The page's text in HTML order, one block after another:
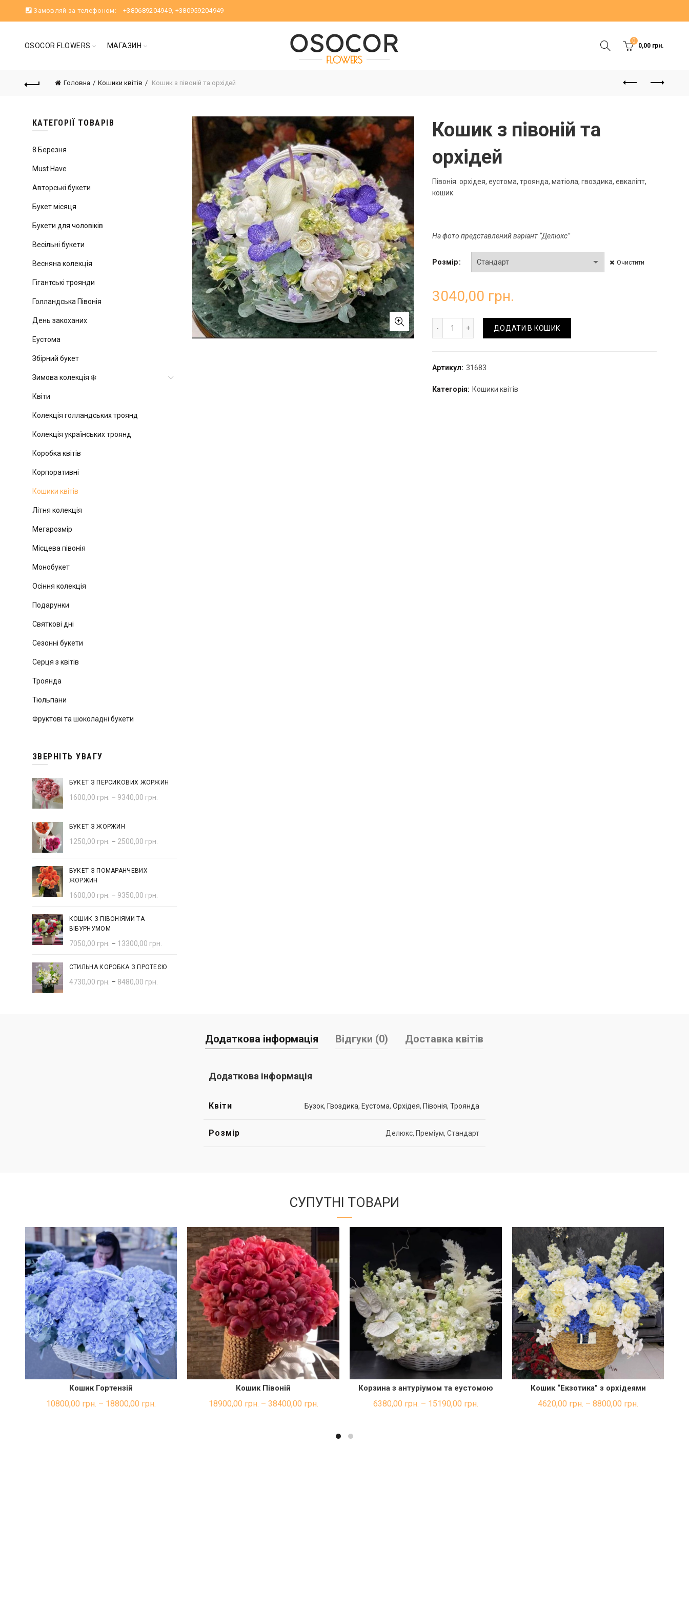
Замовляй за телефоном: +380689204949, +380959204949
OSOCOR FLOWERS МАГАЗИН
0
0,00грн.
Головна Кошики квітів Кошик з півоній та орхідей
Кошик з півоній та
орхідей
Півонія. орхідея, еустома, троянда, матіола, гвоздика, евкаліпт,
кошик.
На фото представлений варіант “Делюкс”
Розмір Очистити
3040,00 грн.
ДОДАТИ В КОШИК
Артикул: 31683
Категорія: Кошики квітів
КАТЕГОРІЇ ТОВАРІВ
8 Березня
Must Have
Авторські букети
Букет місяця
Букети для чоловіків
Весільні букети
Весняна колекція
Гігантські троянди
Голландська Півонія
День закоханих
Еустома
Збірний букет
Зимова колекція ❄️
Квіти
Колекція голландських троянд
Колекція українських троянд
Коробка квітів
Корпоративні
Кошики квітів
Літня колекція
Мегарозмір
Місцева півонія
Монобукет
Осіння колекція
Подарунки
Святкові дні
Сезонні букети
Серця з квітів
Троянда
Тюльпани
Фруктові та шоколадні букети
ЗВЕРНІТЬ УВАГУ
БУКЕТ З ПЕРСИКОВИХ ЖОРЖИН
1600,00 грн. – 9340,00 грн.
БУКЕТ З ЖОРЖИН
1250,00 грн. – 2500,00 грн.
БУКЕТ З ПОМАРАНЧЕВИХ
ЖОРЖИН
1600,00 грн. – 9350,00 грн.
КОШИК З ПІВОНІЯМИ ТА
ВІБУРНУМОМ
7050,00 грн. – 13300,00 грн.
СТИЛЬНА КОРОБКА З ПРОТЕЄЮ
4730,00 грн. – 8480,00 грн.
Додаткова інформація Відгуки (0) Доставка квітів
Додаткова інформація
Квіти Бузок, Гвоздика, Еустома, Орхідея, Півонія, Троянда
Розмір Делюкс, Преміум, Стандарт
СУПУТНІ ТОВАРИ
ШВИДКА ПОКУПКА
Кошик Гортензій
10800,00 грн. – 18800,00 грн.
ШВИДКА ПОКУПКА
Кошик Півоній
18900,00 грн. – 38400,00 грн.
ШВИДКА ПОКУПКА
Корзина з антуріумом та еустомою
6380,00 грн. – 15190,00 грн.
ШВИДКА ПОКУПКА
Кошик “Екзотика” з орхідеями
4620,00 грн. – 8800,00 грн.